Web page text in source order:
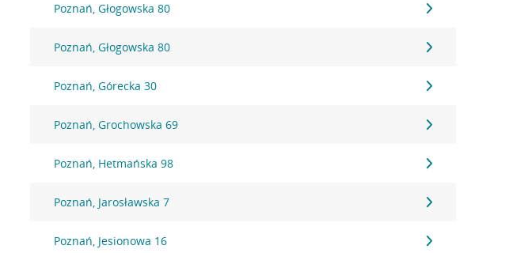
Poznań, Głogowska 80
Poznań, Głogowska 80
Poznań, Górecka 30
Poznań, Grochowska 69
Poznań, Hetmańska 98
Poznań, Jarosławska 7
Poznań, Jesionowa 16